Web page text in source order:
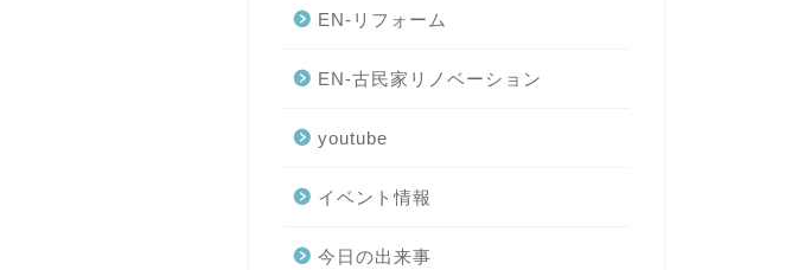
EN-リフォーム
EN-古民家リノベーション
youtube
イベント情報
今日の出来事